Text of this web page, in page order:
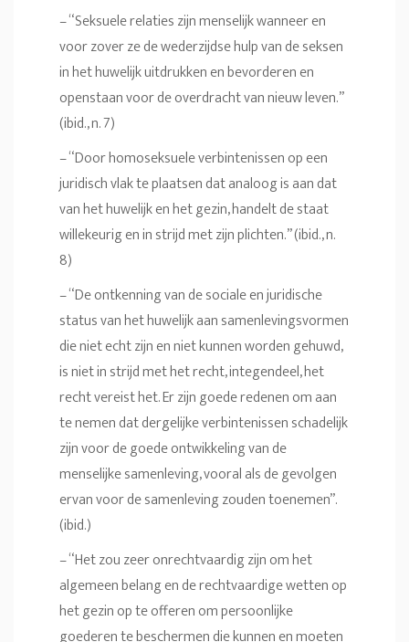
– “Seksuele relaties zijn menselijk wanneer en
voor zover ze de wederzijdse hulp van de seksen
in het huwelijk uitdrukken en bevorderen en
openstaan voor de overdracht van nieuw leven.”
(ibid., n. 7)
– “Door homoseksuele verbintenissen op een
juridisch vlak te plaatsen dat analoog is aan dat
van het huwelijk en het gezin, handelt de staat
willekeurig en in strijd met zijn plichten.” (ibid., n.
8)
– “De ontkenning van de sociale en juridische
status van het huwelijk aan samenlevingsvormen
die niet echt zijn en niet kunnen worden gehuwd,
is niet in strijd met het recht, integendeel, het
recht vereist het. Er zijn goede redenen om aan
te nemen dat dergelijke verbintenissen schadelijk
zijn voor de goede ontwikkeling van de
menselijke samenleving, vooral als de gevolgen
ervan voor de samenleving zouden toenemen”.
(ibid.)
– “Het zou zeer onrechtvaardig zijn om het
algemeen belang en de rechtvaardige wetten op
het gezin op te offeren om persoonlijke
goederen te beschermen die kunnen en moeten